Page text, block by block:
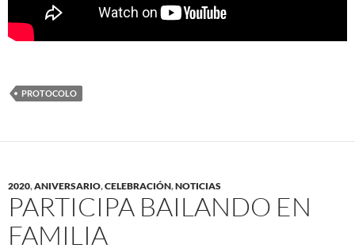
PROTOCOLO
2020,ANIVERSARIO,CELEBRACIÓN,NOTICIAS
PARTICIPA BAILANDO EN
FAMILIA